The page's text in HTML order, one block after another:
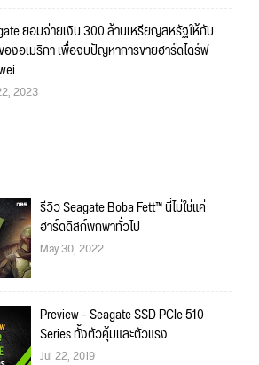
ยอมจ่ายเงิน 300 ล้านเหรียญสหรัฐให้กับ
องอเมริกา เพื่อจบปัญหาการขายฮาร์ดไดร์ฟ
2023
รีวิว Seagate Boba Fett™ นี่ไม่ใช่แค่
ฮาร์ดดิสก์พกพาทั่วไป
May 30, 2022
Preview - Seagate SSD PCIe 510
Series ทั้งตัวคุ้มและตัวแรง
Jul 22, 2019